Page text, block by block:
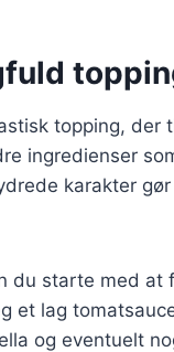
topping, der
ingredienser
karakter
du starte med at
lag
og eventuelt